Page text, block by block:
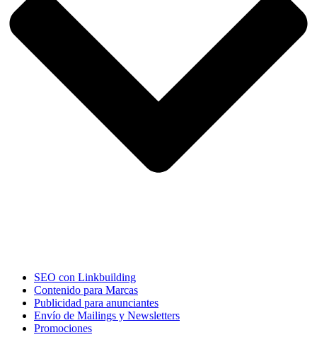
SEO con Linkbuilding
Contenido para Marcas
Publicidad para anunciantes
Envío de Mailings y Newsletters
Promociones